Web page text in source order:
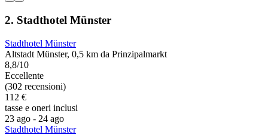
2. Stadthotel Münster
Stadthotel Münster
Altstadt Münster, 0,5 km da Prinzipalmarkt
8,8/10
Eccellente
(302 recensioni)
112 €
tasse e oneri inclusi
23 ago - 24 ago
Stadthotel Münster